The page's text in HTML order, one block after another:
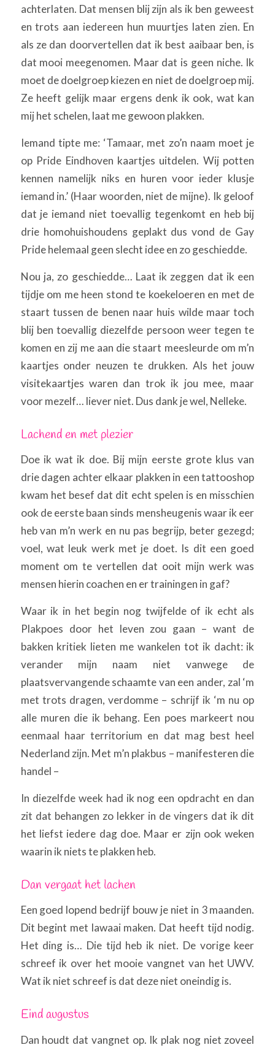
achterlaten. Dat mensen blij zijn als ik ben geweest
en trots aan iedereen hun muurtjes laten zien. En
als ze dan doorvertellen dat ik best aaibaar ben, is
dat mooi meegenomen. Maar dat is geen niche. Ik
moet de doelgroep kiezen en niet de doelgroep mij.
Ze heeft gelijk maar ergens denk ik ook, wat kan
mij het schelen, laat me gewoon plakken.
Iemand tipte me: ‘Tamaar, met zo’n naam moet je
op Pride Eindhoven kaartjes uitdelen. Wij potten
kennen namelijk niks en huren voor ieder klusje
iemand in.’ (Haar woorden, niet de mijne). Ik geloof
dat je iemand niet toevallig tegenkomt en heb bij
drie homohuishoudens geplakt dus vond de Gay
Pride helemaal geen slecht idee en zo geschiedde.
Nou ja, zo geschiedde… Laat ik zeggen dat ik een
tijdje om me heen stond te koekeloeren en met de
staart tussen de benen naar huis wilde maar toch
blij ben toevallig diezelfde persoon weer tegen te
komen en zij me aan die staart meesleurde om m’n
kaartjes onder neuzen te drukken. Als het jouw
visitekaartjes waren dan trok ik jou mee, maar
voor mezelf… liever niet. Dus dank je wel, Nelleke.
Lachend en met plezier
Doe ik wat ik doe. Bij mijn eerste grote klus van
drie dagen achter elkaar plakken in een tattooshop
kwam het besef dat dit echt spelen is en misschien
ook de eerste baan sinds mensheugenis waar ik eer
heb van m’n werk en nu pas begrijp, beter gezegd;
voel, wat leuk werk met je doet. Is dit een goed
moment om te vertellen dat ooit mijn werk was
mensen hierin coachen en er trainingen in gaf?
Waar ik in het begin nog twijfelde of ik echt als
Plakpoes door het leven zou gaan – want de
bakken kritiek lieten me wankelen tot ik dacht: ik
verander mijn naam niet vanwege de
plaatsvervangende schaamte van een ander, zal ‘m
met trots dragen, verdomme – schrijf ik ‘m nu op
alle muren die ik behang. Een poes markeert nou
eenmaal haar territorium en dat mag best heel
Nederland zijn. Met m’n plakbus – manifesteren die
handel –
In diezelfde week had ik nog een opdracht en dan
zit dat behangen zo lekker in de vingers dat ik dit
het liefst iedere dag doe. Maar er zijn ook weken
waarin ik niets te plakken heb.
Dan vergaat het lachen
Een goed lopend bedrijf bouw je niet in 3 maanden.
Dit begint met lawaai maken. Dat heeft tijd nodig.
Het ding is… Die tijd heb ik niet. De vorige keer
schreef ik over het mooie vangnet van het UWV.
Wat ik niet schreef is dat deze niet oneindig is.
Eind augustus
Dan houdt dat vangnet op. Ik plak nog niet zoveel